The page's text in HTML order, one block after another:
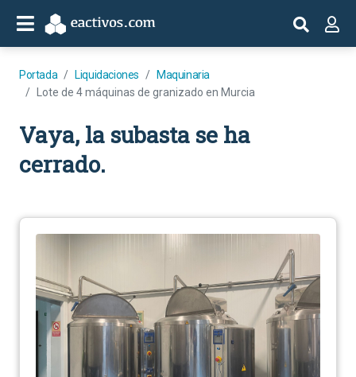
Portada Liquidaciones
Maquinaria
Lote de 4 máquinas de granizado en Murcia
Vaya, la subasta se ha
cerrado.